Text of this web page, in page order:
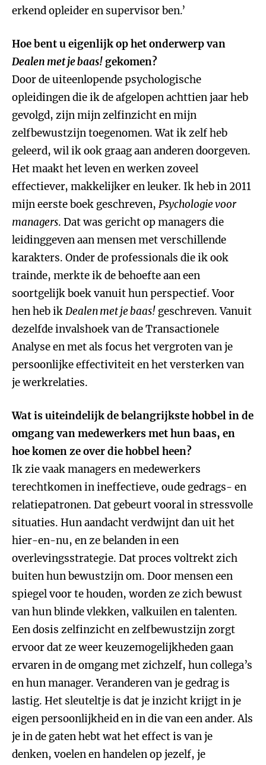
erkend opleider en supervisor ben.’
Hoe bent u eigenlijk op het onderwerp van
Dealen met je baas!gekomen?
Door de uiteenlopende psychologische
opleidingen die ik de afgelopen achttien jaar heb
gevolgd, zijn mijn zelfinzicht en mijn
zelfbewustzijn toegenomen. Wat ik zelf heb
geleerd, wil ik ook graag aan anderen doorgeven.
Het maakt het leven en werken zoveel
effectiever, makkelijker en leuker. Ik heb in 2011
mijn eerste boek geschreven, Psychologie voor
managers. Dat was gericht op managers die
leidinggeven aan mensen met verschillende
karakters. Onder de professionals die ik ook
trainde, merkte ik de behoefte aan een
soortgelijk boek vanuit hun perspectief. Voor
hen heb ikDealen met je baas! geschreven. Vanuit
dezelfde invalshoek van de Transactionele
Analyse en met als focus het vergroten van je
persoonlijke effectiviteit en het versterken van
je werkrelaties.
Wat is uiteindelijk de belangrijkste hobbel in de
omgang van medewerkers met hun baas, en
hoe komen ze over die hobbel heen?
Ik zie vaak managers en medewerkers
terechtkomen in ineffectieve, oude gedrags- en
relatiepatronen. Dat gebeurt vooral in stressvolle
situaties. Hun aandacht verdwijnt dan uit het
hier-en-nu, en ze belanden in een
overlevingsstrategie. Dat proces voltrekt zich
buiten hun bewustzijn om. Door mensen een
spiegel voor te houden, worden ze zich bewust
van hun blinde vlekken, valkuilen en talenten.
Een dosis zelfinzicht en zelfbewustzijn zorgt
ervoor dat ze weer keuzemogelijkheden gaan
ervaren in de omgang met zichzelf, hun collega’s
en hun manager. Veranderen van je gedrag is
lastig. Het sleuteltje is dat je inzicht krijgt in je
eigen persoonlijkheid en in die van een ander. Als
je in de gaten hebt wat het effect is van je
denken, voelen en handelen op jezelf, je